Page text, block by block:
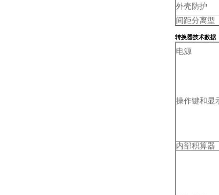
外壳防护
间距分离型
转换器技术数据
电源
操作键和显
内部积算器